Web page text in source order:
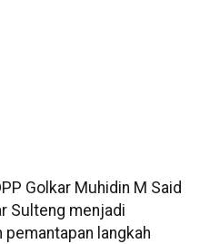
Golkar Muhidin M Said
Sulteng menjadi
langkah